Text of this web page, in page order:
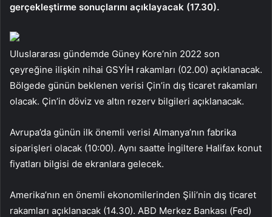
gerçekleştirme sonuçlarını açıklayacak (17.30).
Uluslararası gündemde Güney Kore’nin 2022 son
çeyreğine ilişkin nihai GSYİH rakamları (02.00) açıklanacak.
Bölgede günün beklenen verisi Çin’in dış ticaret rakamları
olacak. Çin’in döviz ve altın rezerv bilgileri açıklanacak.
Avrupa’da günün ilk önemli verisi Almanya’nın fabrika
siparişleri olacak (10:00). Aynı saatte İngiltere Halifax konut
fiyatları bilgisi de ekranlara gelecek.
Amerika’nın en önemli ekonomilerinden Şili’nin dış ticaret
rakamları açıklanacak (14.30). ABD Merkez Bankası (Fed)